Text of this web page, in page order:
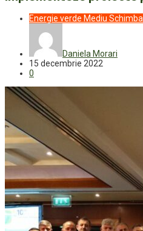
Energie verde Mediu
Daniela Morari
15 decembrie 2022
0